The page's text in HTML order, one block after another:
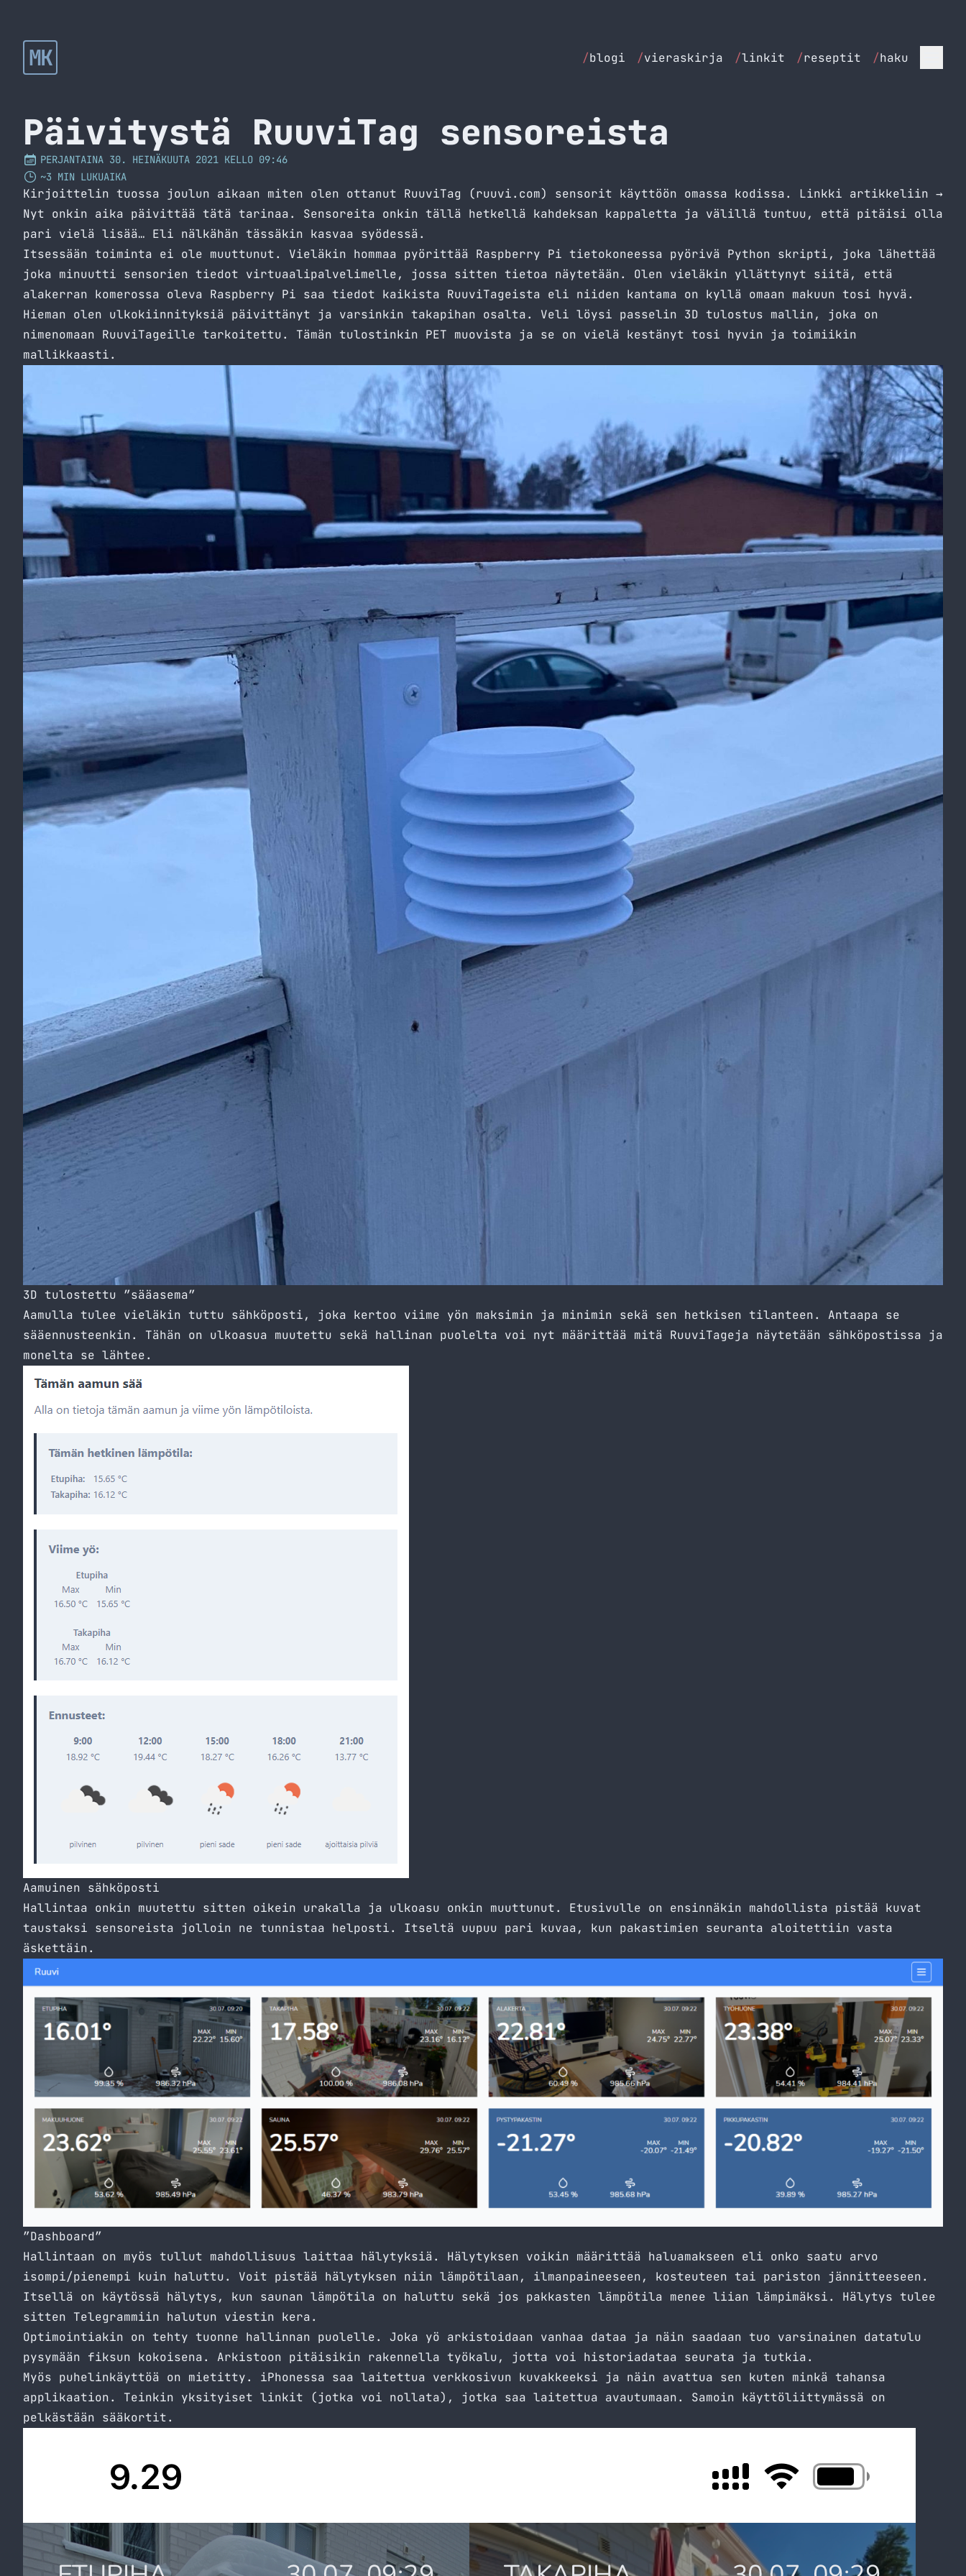
MK /blogi /vieraskirja /linkit /reseptit /haku
Päivitystä RuuviTag sensoreista
PERJANTAINA 30. HEINÄKUUTA 2021 KELLO 09:46
~3 MIN LUKUAIKA
Kirjoittelin tuossa joulun aikaan miten olen ottanut RuuviTag (ruuvi.com) sensorit käyttöön omassa kodissa. Linkki artikkeliin →
Nyt onkin aika päivittää tätä tarinaa. Sensoreita onkin tällä hetkellä kahdeksan kappaletta ja välillä tuntuu, että pitäisi olla
pari vielä lisää… Eli nälkähän tässäkin kasvaa syödessä.
Itsessään toiminta ei ole muuttunut. Vieläkin hommaa pyörittää Raspberry Pi tietokoneessa pyörivä Python skripti, joka lähettää
joka minuutti sensorien tiedot virtuaalipalvelimelle, jossa sitten tietoa näytetään. Olen vieläkin yllättynyt siitä, että
alakerran komerossa oleva Raspberry Pi saa tiedot kaikista RuuviTageista eli niiden kantama on kyllä omaan makuun tosi hyvä.
Hieman olen ulkokiinnityksiä päivittänyt ja varsinkin takapihan osalta. Veli löysi passelin 3D tulostus mallin, joka on
nimenomaan RuuviTageille tarkoitettu. Tämän tulostinkin PET muovista ja se on vielä kestänyt tosi hyvin ja toimiikin
mallikkaasti.
3D tulostettu ”sääasema”
Aamulla tulee vieläkin tuttu sähköposti, joka kertoo viime yön maksimin ja minimin sekä sen hetkisen tilanteen. Antaapa se
sääennusteenkin. Tähän on ulkoasua muutettu sekä hallinan puolelta voi nyt määrittää mitä RuuviTageja näytetään sähköpostissa ja
monelta se lähtee.
Aamuinen sähköposti
Hallintaa onkin muutettu sitten oikein urakalla ja ulkoasu onkin muuttunut. Etusivulle on ensinnäkin mahdollista pistää kuvat
taustaksi sensoreista jolloin ne tunnistaa helposti. Itseltä uupuu pari kuvaa, kun pakastimien seuranta aloitettiin vasta
äskettäin.
”Dashboard”
Hallintaan on myös tullut mahdollisuus laittaa hälytyksiä. Hälytyksen voikin määrittää haluamakseen eli onko saatu arvo
isompi/pienempi kuin haluttu. Voit pistää hälytyksen niin lämpötilaan, ilmanpaineeseen, kosteuteen tai pariston jännitteeseen.
Itsellä on käytössä hälytys, kun saunan lämpötila on haluttu sekä jos pakkasten lämpötila menee liian lämpimäksi. Hälytys tulee
sitten Telegrammiin halutun viestin kera.
Optimointiakin on tehty tuonne hallinnan puolelle. Joka yö arkistoidaan vanhaa dataa ja näin saadaan tuo varsinainen datatulu
pysymään fiksun kokoisena. Arkistoon pitäisikin rakennella työkalu, jotta voi historiadataa seurata ja tutkia.
Myös puhelinkäyttöä on mietitty. iPhonessa saa laitettua verkkosivun kuvakkeeksi ja näin avattua sen kuten minkä tahansa
applikaation. Teinkin yksityiset linkit (jotka voi nollata), jotka saa laitettua avautumaan. Samoin käyttöliittymässä on
pelkästään sääkortit.